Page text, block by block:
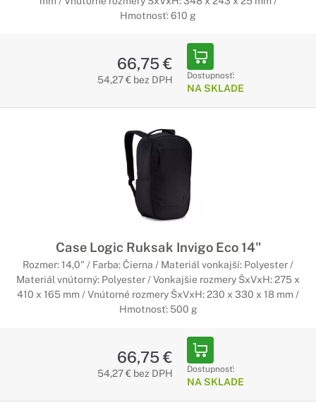
Hmotnosť: 610 g
66,75 €
54,27 € bez DPH Dostupnosť:
NA SKLADE
Case Logic Ruksak Invigo Eco 14"
Rozmer: 14,0" / Farba: Čierna / Materiál vonkajší: Polyester /
Materiál vnútorný: Polyester / Vonkajšie rozmery ŠxVxH: 275 x
410 x 165 mm / Vnútorné rozmery ŠxVxH: 230 x 330 x 18 mm /
Hmotnosť: 500 g
66,75 €
54,27 € bez DPH Dostupnosť:
NA SKLADE